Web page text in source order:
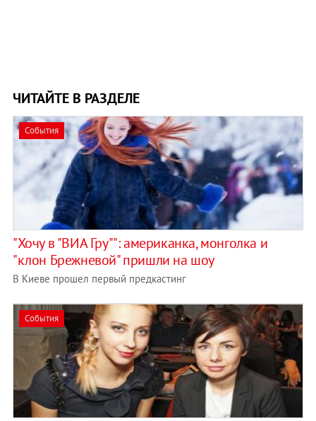
ЧИТАЙТЕ В РАЗДЕЛЕ
События
"Хочу в "ВИА Гру"": американка, монголка и
"клон Брежневой" пришли на шоу
В Киеве прошел первый предкастинг
События